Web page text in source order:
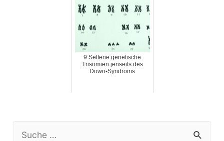
9 Seltene genetische
Trisomien jenseits des
Down-Syndroms